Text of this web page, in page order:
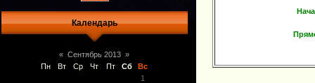
Календарь
« Сентябрь 2013 »
Пн
Вт Ср Чт Пт Сб
Вс
1